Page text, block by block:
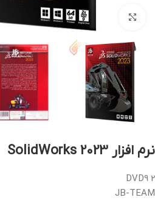
بزرگنمایی تصویر
نرم افزار SolidWorks 2023
2 DVD9
JB-TEAM